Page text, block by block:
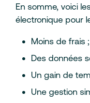
En somme, voici
électronique pour
Moins de frais ;
Des données
Un gain de
Une gestion